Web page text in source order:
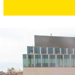
Araştırma